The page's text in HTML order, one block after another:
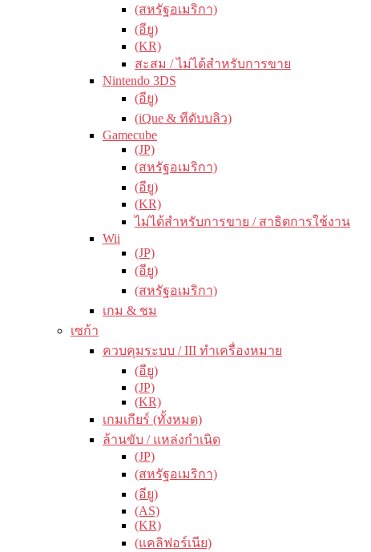
(สหรัฐอเมริกา)
(อียู)
(KR)
สะสม / ไม่ได้สำหรับการขาย
Nintendo 3DS
(อียู)
(iQue & ทีดับบลิว)
Gamecube
(JP)
(สหรัฐอเมริกา)
(อียู)
(KR)
ไม่ได้สำหรับการขาย / สาธิตการใช้งาน
Wii
(JP)
(อียู)
(สหรัฐอเมริกา)
เกม & ชม
เซก้า
ควบคุมระบบ / III ทำเครื่องหมาย
(อียู)
(JP)
(KR)
เกมเกียร์ (ทั้งหมด)
ล้านขับ / แหล่งกำเนิด
(JP)
(สหรัฐอเมริกา)
(อียู)
(AS)
(KR)
(แคลิฟอร์เนีย)